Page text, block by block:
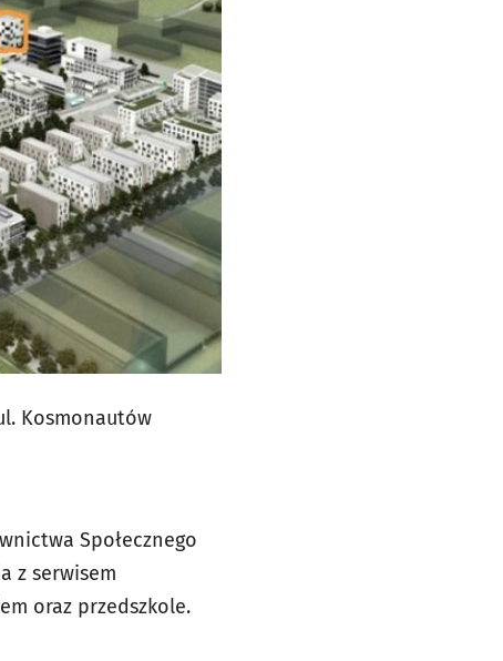
Kosmonautów
Społecznego
z serwisem
oraz przedszkole.